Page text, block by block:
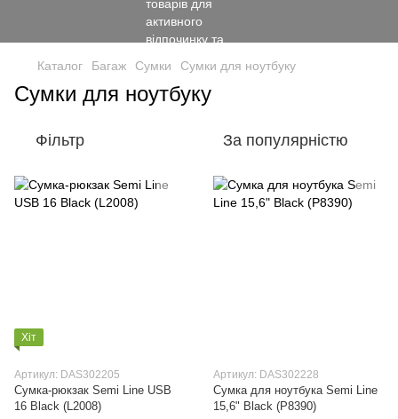
Каталог Багаж Сумки Сумки для ноутбуку
Сумки для ноутбуку
Фільтр За популярністю
Хіт
Артикул: DAS302205
Сумка-рюкзак Semi Line USB
16 Black (L2008)
Артикул: DAS302228
Сумка для ноутбука Semi Line
15,6" Black (P8390)